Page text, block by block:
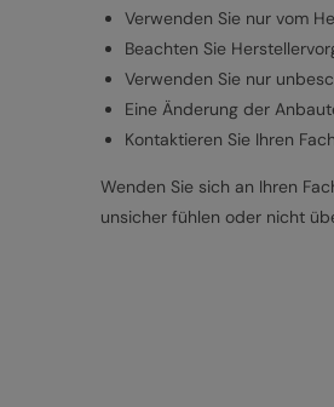
Verwenden Sie nur vom
Beachten Sie
Verwenden Sie nur
Eine Änderung der
Kontaktieren Sie Ihren
Wenden Sie sich an Ihren
unsicher fühlen oder nicht